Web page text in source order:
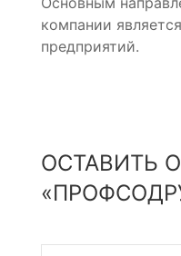
компании
предприятий.
ОСТАВИТЬ